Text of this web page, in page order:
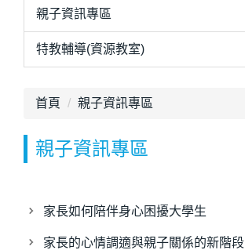
親子資訊專區
特教輔導(資源教室)
首頁 親子資訊專區
親子資訊專區
家長如何陪伴身心困擾大學生
家長的心情調適與親子關係的新階段